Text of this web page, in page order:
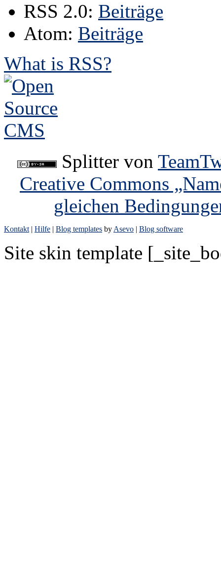
RSS 2.0: Beiträge
Atom: Beiträge
What is RSS?
Splitter von
Creative Commons
gleichen
Kontakt | Hilfe | Blog templates by Asevo | Blog software
Site skin template